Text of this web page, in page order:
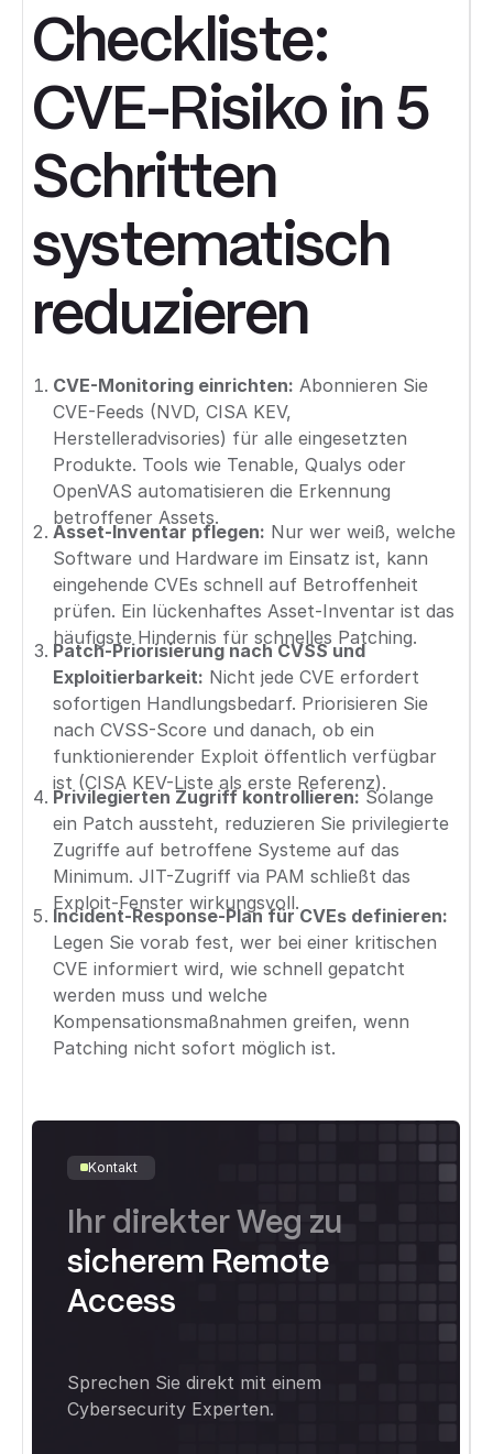
Checkliste:
CVE-Risiko in 5
Schritten
systematisch
reduzieren
CVE-Monitoring einrichten: Abonnieren Sie
CVE-Feeds (NVD, CISA KEV,
Herstelleradvisories) für alle eingesetzten
Produkte. Tools wie Tenable, Qualys oder
OpenVAS automatisieren die Erkennung
betroffener Assets.
Asset-Inventar pflegen: Nur wer weiß, welche
Software und Hardware im Einsatz ist, kann
eingehende CVEs schnell auf Betroffenheit
prüfen. Ein lückenhaftes Asset-Inventar ist das
häufigste Hindernis für schnelles Patching.
Patch-Priorisierung nach CVSS und
Exploitierbarkeit: Nicht jede CVE erfordert
sofortigen Handlungsbedarf. Priorisieren Sie
nach CVSS-Score und danach, ob ein
funktionierender Exploit öffentlich verfügbar
ist (CISA KEV-Liste als erste Referenz).
Privilegierten Zugriff kontrollieren:Solange
ein Patch aussteht, reduzieren Sie privilegierte
Zugriffe auf betroffene Systeme auf das
Minimum. JIT-Zugriff via PAM schließt das
Exploit-Fenster wirkungsvoll.
Incident-Response-Plan für CVEs definieren:
Legen Sie vorab fest, wer bei einer kritischen
CVE informiert wird, wie schnell gepatcht
werden muss und welche
Kompensationsmaßnahmen greifen, wenn
Patching nicht sofort möglich ist.
Kontakt
Ihr direkter Weg zu
sicherem Remote
Access
Sprechen Sie direkt mit einem
Cybersecurity Experten.